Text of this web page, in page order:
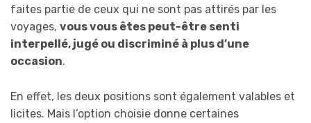
faites partie de ceux qui ne sont pas attirés par les
voyages, vous vous êtes peut-être senti
interpellé, jugé ou discriminé à plus d’une
occasion.
En effet, les deux positions sont également valables et
licites. Mais l’option choisie donne certaines